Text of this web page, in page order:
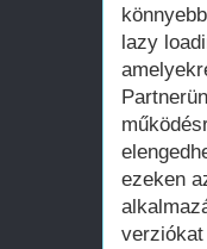
lazy
ezeken